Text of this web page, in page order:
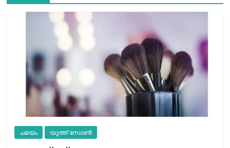
ചമയം യൂത്ത് സോൺ